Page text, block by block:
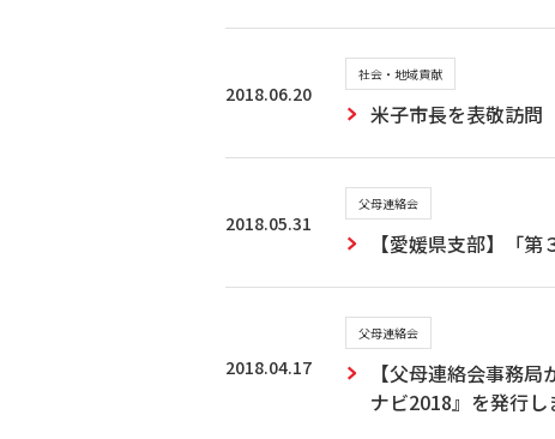
2018.06.20
社会・地域貢献
米子市長を表敬訪問
2018.05.31
父母連絡会
【愛媛県支部】「
2018.04.17
父母連絡会
【父母連絡会事務
ナビ2018』を発行し